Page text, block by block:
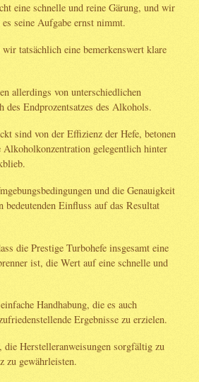
eine schnelle und reine Gärung, und wir
seine Aufgabe ernst nimmt.
wir tatsächlich eine bemerkenswert klare
allerdings von unterschiedlichen
des Endprozentsatzes des Alkohols.
sind von der Effizienz der Hefe, betonen
Alkoholkonzentration gelegentlich hinter
und die Genauigkeit
bedeutenden Einfluss auf das Resultat
die Prestige Turbohefe insgesamt eine
ist, die Wert auf eine schnelle und
Handhabung, die es auch
Ergebnisse zu erzielen.
die Herstelleranweisungen sorgfältig zu
zu gewährleisten.